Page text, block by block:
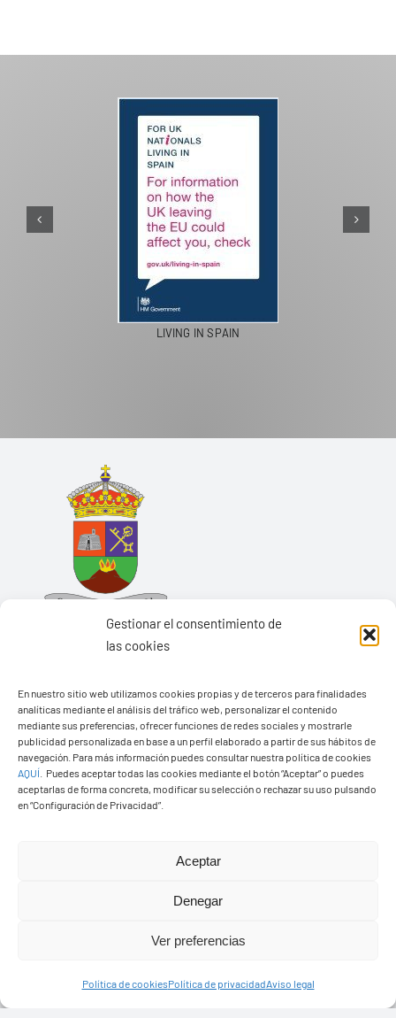
Gestionar el consentimiento de
las cookies
En nuestro sitio web utilizamos cookies propias y de terceros para finalidades
analíticas mediante el análisis del tráfico web, personalizar el contenido
mediante sus preferencias, ofrecer funciones de redes sociales y mostrarle
publicidad personalizada en base a un perfil elaborado a partir de sus hábitos de
navegación. Para más información puedes consultar nuestra política de cookies
AQUÍ
Puedes aceptar todas las cookies mediante el botón “Aceptar” o puedes
aceptarlas de forma concreta, modificar su selección o rechazar su uso pulsando
en “Configuración de Privacidad”.
Aceptar
Denegar
Ver preferencias
Política de cookiesPolítica de privacidadAviso legal
LIVING IN SPAIN
Ayuntamiento de Yaiza
Pza. de Los Remedios, 1
35570 – Yaiza
Tel:928 83 62 20
© Copyright2026 Ayuntamiento de Yaiza - Todos los